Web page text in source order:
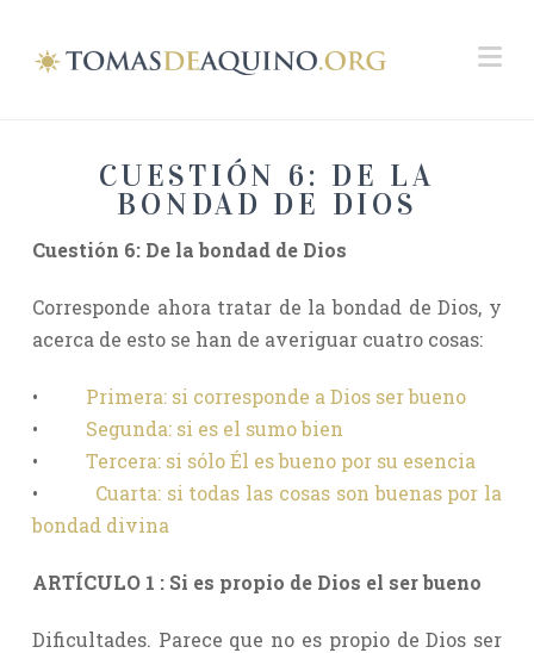
CUESTIÓN 6: DE LA
BONDAD DE DIOS
Cuestión 6: De la bondad de Dios
Corresponde ahora tratar de la bondad de Dios, y
acerca de esto se han de averiguar cuatro cosas:
• Primera: si corresponde a Dios ser bueno
• Segunda: si es el sumo bien
• Tercera: si sólo Él es bueno por su esencia
• Cuarta: si todas las cosas son buenas por la
bondad divina
ARTÍCULO 1 : Si es propio de Dios el ser bueno
Dificultades. Parece que no es propio de Dios ser